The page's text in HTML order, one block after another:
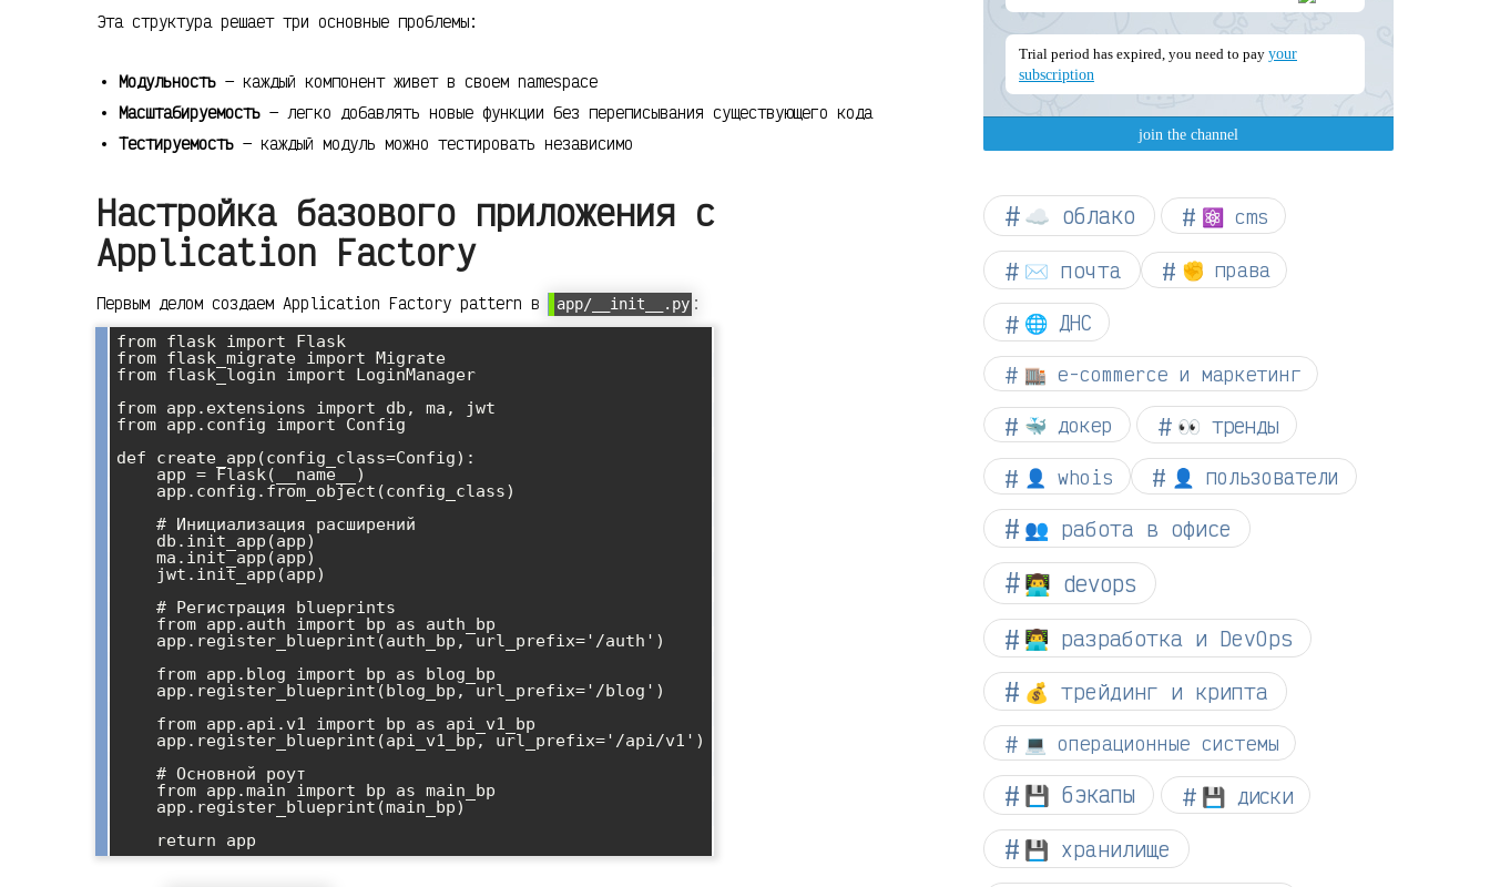
Эта структура решает три основные проблемы:
Модульность — каждый компонент живет в своем namespace
Масштабируемость — легко добавлять новые функции без переписывания существующего кода
Тестируемость — каждый модуль можно тестировать независимо
Настройка базового приложения с
Application Factory
Первым делом создаем Application Factory pattern в app/__init__.py :
from flask import Flask
from flask_migrate import Migrate
from flask_login import LoginManager
from app.extensions import db, ma, jwt
from app.config import Config
def create_app(config_class=Config):
☁︎ облако ⚛ cms
✉️ почта ✊ права
🌐 ДНС
🏬 e-commerce и маркетинг
🐳 докер 👀 тренды
👤 whois 👤 пользователи
👥 работа в офисе
👨‍💻 devops
👨‍💻 разработка и DevOps
💰 трейдинг и крипта
💻 операционные системы
💾 бэкапы 💾 диски
💾 хранилище